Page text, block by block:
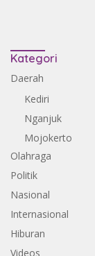
Kategori
Daerah
Kediri
Nganjuk
Mojokerto
Olahraga
Politik
Nasional
Internasional
Hiburan
Videos